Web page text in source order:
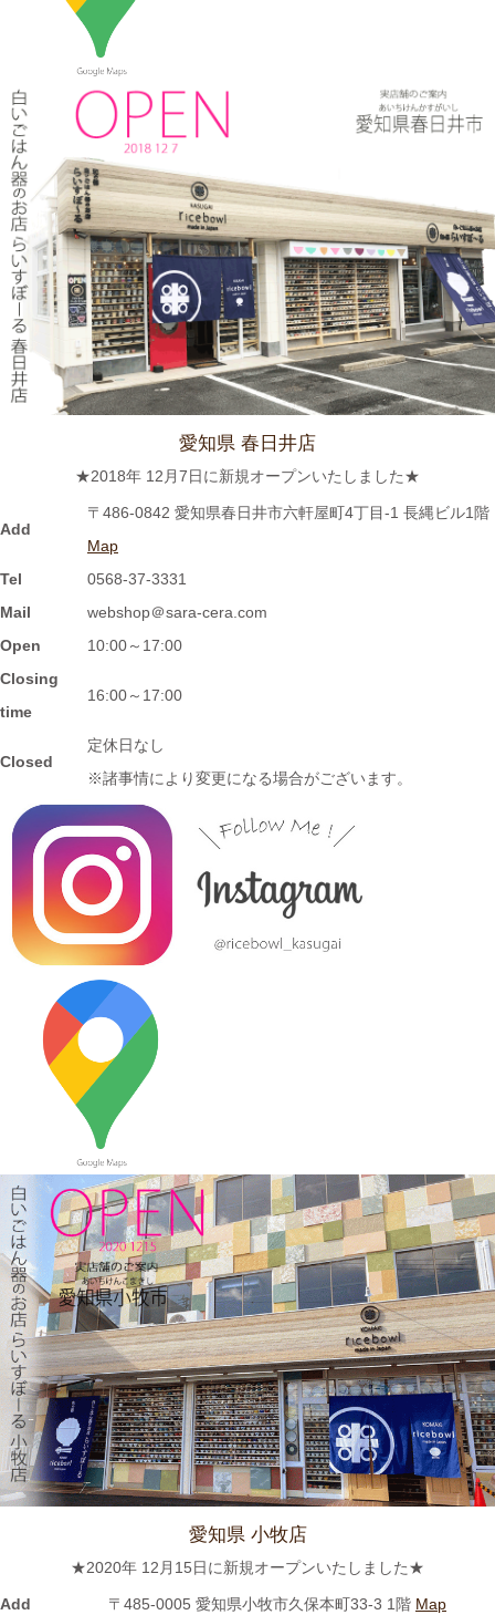
≪マガジンで掲載されました≫ 流行発信MOOK おでかけ春日井
守山小牧2019-2020 2019年4月号に 白いごはん器のお店 らいす
ぼーる 春日井店が掲載されました。
2024/3/12
≪テレビで紹介されました≫ 2019年5月18日 、東海テレビ ぐっ
さん家！『ぐっさん！オレンジと行く春日井Jeep旅！』で 山口
智充さんが白いごはん器のお店 らいすぼーる 春日井店にいらっ
しゃいました。
2024/2/22
≪おすすめ≫今日は猫の日！猫好きにはたまらないおすすめご飯
茶碗いかがでしょうか？
ツを入れたり、薬味皿としてもGOOD★
2024/2/2
≪おすすめ≫ 信楽焼のモザイクプレート数量限定販売！
2024/1/15
か？
2024/1/12
≪おすすめ≫ お正月の暴飲暴食。。。ワンプレートで彩りよく
バランスの良い食事を♪
2024/1/3
≪おすすめ≫ 七草粥の準備は出来ましたか？お粥に麺類と色々
使える小どんぶりはいかかでしょうか？
2023/12/22
≪おすすめ≫ 少し大きめで使いやすい！カラフルオーバルボー
2023/12/15
≪新着商品≫ 波佐見焼のアップル柄とラフランス柄の小さめテ
ィーポット新入荷しました♪数量限定販売中！！
2023/12/1
≪おすすめ≫ 寒～い朝には、具沢山のあったか～いスープを信
楽焼スープカップでいかがでしょうか？
2023/11/16
≪新着商品≫ 波佐見焼のラフランスとりんごのマグカップ新入
荷しました♪先行販売中！！
2023/11/1
愛知県 春日井店
★2018年 12月7日に新規オープンいたしました★
Add
〒486-0842 愛知県春日井市六軒屋町4丁目-1 長縄ビル1階
Map
Tel
0568-37-3331
Mail
webshop＠sara-cera.com
Open
10:00～17:00
Closing
time
16:00～17:00
Closed
定休日なし
※諸事情により変更になる場合がございます。
愛知県 小牧店
★2020年 12月15日に新規オープンいたしました★
Add 〒485-0005 愛知県小牧市久保本町33-3 1階 Map